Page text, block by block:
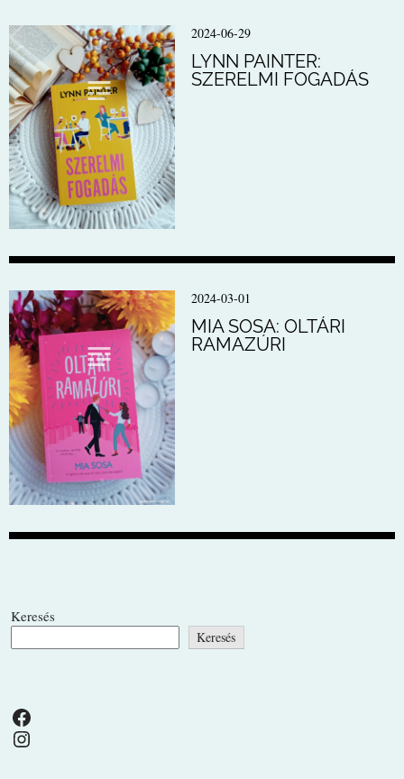
2024-06-29
LYNN PAINTER:
SZERELMI FOGADÁS
2024-03-01
MIA SOSA: OLTÁRI
RAMAZÚRI
Keresés
Keresés
Facebook
Instagram